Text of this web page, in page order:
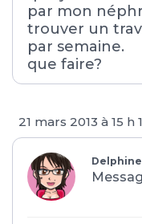
par mon
trouver un
par semaine.
que faire?
21 mars 2013 à 15 h